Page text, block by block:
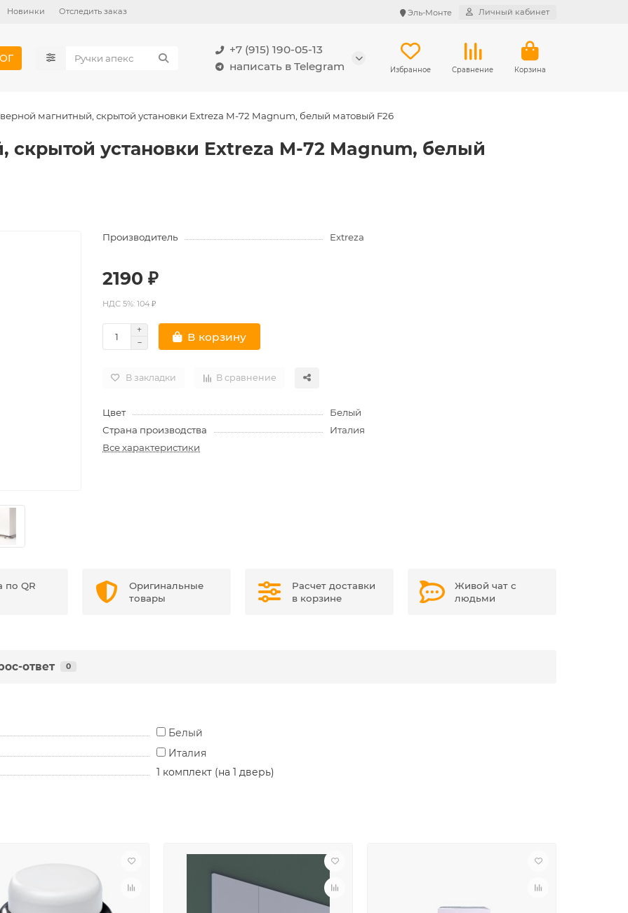
Новинки Отследить заказ Эль-Монте Личный кабинет
+7 (915) 190-05-13
написать в Telegram
Избранное Сравнение Корзина
магнитный, скрытой установки Extreza M-72 Magnum, белый матовый F26
скрытой установки Extreza M-72 Magnum, белый
Производитель Extreza
2190 ₽
НДС 5%: 104 ₽
В корзину
В закладки В сравнение
Цвет
Белый
Страна производства
Италия
Все характеристики
по QR
Оригинальные
товары
Расчет доставки
в корзине
Живой чат с
людьми
ответ 0
Белый
Италия
1 комплект (на 1 дверь)